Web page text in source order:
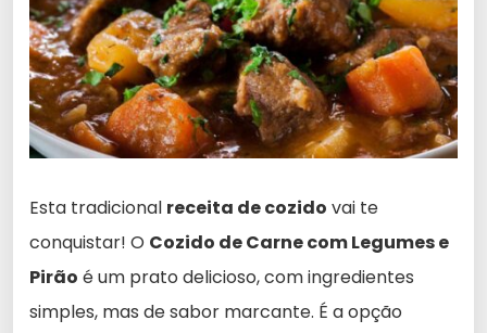
Esta tradicional receita de cozido vai te
conquistar! O Cozido de Carne com Legumes e
Pirão é um prato delicioso, com ingredientes
simples, mas de sabor marcante. É a opção